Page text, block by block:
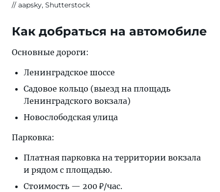
aapsky, Shutterstock
Как добраться на автомобиле
Основные дороги:
Ленинградское шоссе
Садовое кольцо (выезд на площадь
Ленинградского вокзала)
Новослободская улица
Парковка:
Платная парковка на территории вокзала
и рядом с площадью.
Стоимость — 200 ₽/час.